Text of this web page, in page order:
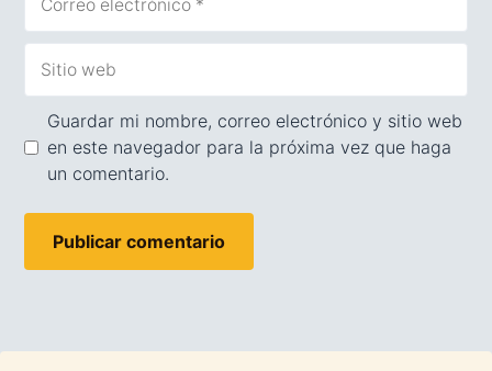
electrónico
web
Guardar mi nombre, correo electrónico y sitio web
en este navegador para la próxima vez que haga
un comentario.